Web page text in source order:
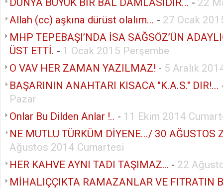
DÜNYA BÜYÜK BİR BAL DAMLASIDIR... - 22
Allah (cc) aşkına dürüst olalım... - 27 Ocak
MHP TEPEBAŞI’NDA İSA SAĞSÖZ’ÜN
ÜST ETTİ. - 1 Ocak 2015 Perşembe
O VAV HER ZAMAN YAZILMAZ! - 5 Aralık
BAŞARININ ANAHTARI KISACA "K.A.S." DIR!...
Pazar
Onlar Bu Dilden Anlar !.. - 11 Ekim 2014
NE MUTLU TÜRKÜM DİYENE.../ 30 AĞUSTOS
Ağustos 2014 Cumartesi
HER KAHVE AYNI TADI TAŞIMAZ… - 22
MİHALIÇÇIKTA RAMAZANLAR VE FITRATIN